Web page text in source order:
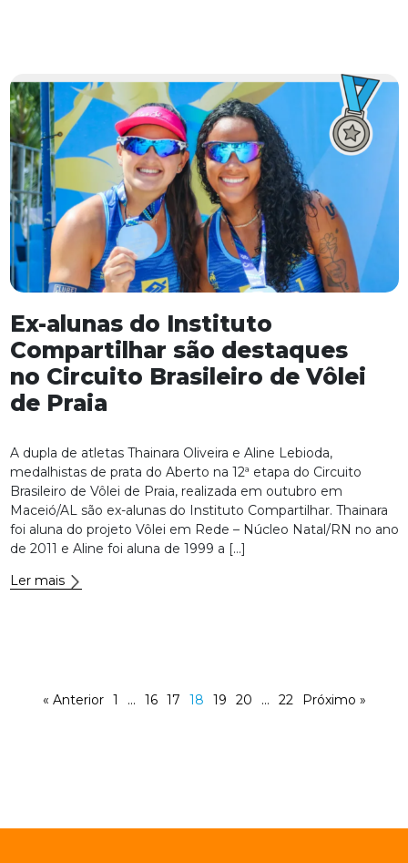
Ex-alunas do Instituto
Compartilhar são destaques
no Circuito Brasileiro de Vôlei
de Praia
A dupla de atletas Thainara Oliveira e Aline Lebioda,
medalhistas de prata do Aberto na 12ª etapa do Circuito
Brasileiro de Vôlei de Praia, realizada em outubro em
Maceió/AL são ex-alunas do Instituto Compartilhar. Thainara
foi aluna do projeto Vôlei em Rede – Núcleo Natal/RN no ano
de 2011 e Aline foi aluna de 1999 a […]
Ler mais
« Anterior 1 … 16 17 18 19 20 … 22 Próximo »